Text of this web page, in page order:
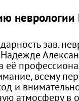
зав.
её
всему
и
атмосферу в